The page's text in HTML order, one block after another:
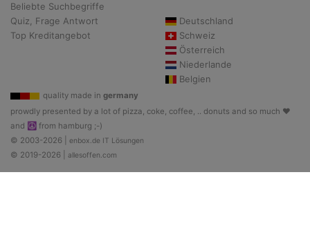
Beliebte Suchbegriffe
Quiz, Frage Antwort
Top Kreditangebot
Deutschland
Schweiz
Österreich
Niederlande
Belgien
quality made in germany
prowdly presented by a lot of pizza, coke, coffee, .. donuts and so much ♥
and ☮ from hamburg ;-)
© 2003-2026 | enbox.de IT Lösungen
© 2019-2026 | allesoffen.com